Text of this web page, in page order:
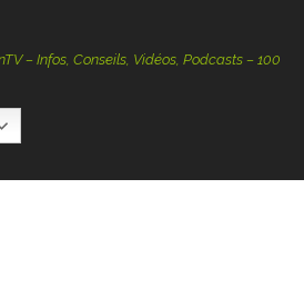
Infos, Conseils, Vidéos, Podcasts – 100 %